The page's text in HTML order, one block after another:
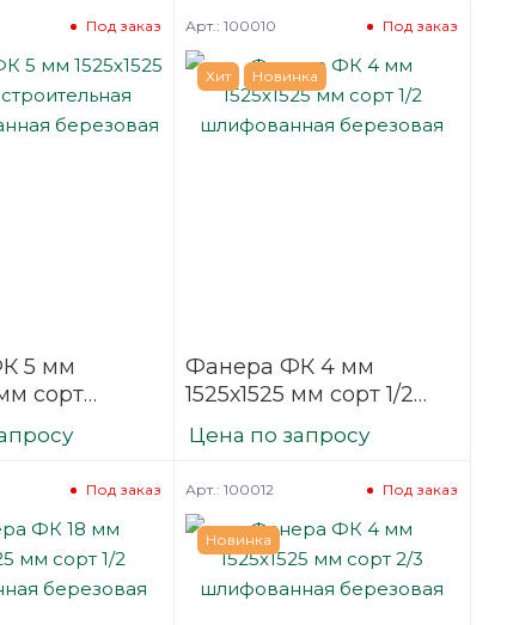
5 мм
сорт
Под заказ
Хит Новинка
Фанера ФК 4 мм
1525х1525 мм сорт 1/2
шлифованная
березовая
Под заказ
Арт.: 100010
Цена по запросу
Под заказ
Новинка
Под заказ
Арт.: 100012